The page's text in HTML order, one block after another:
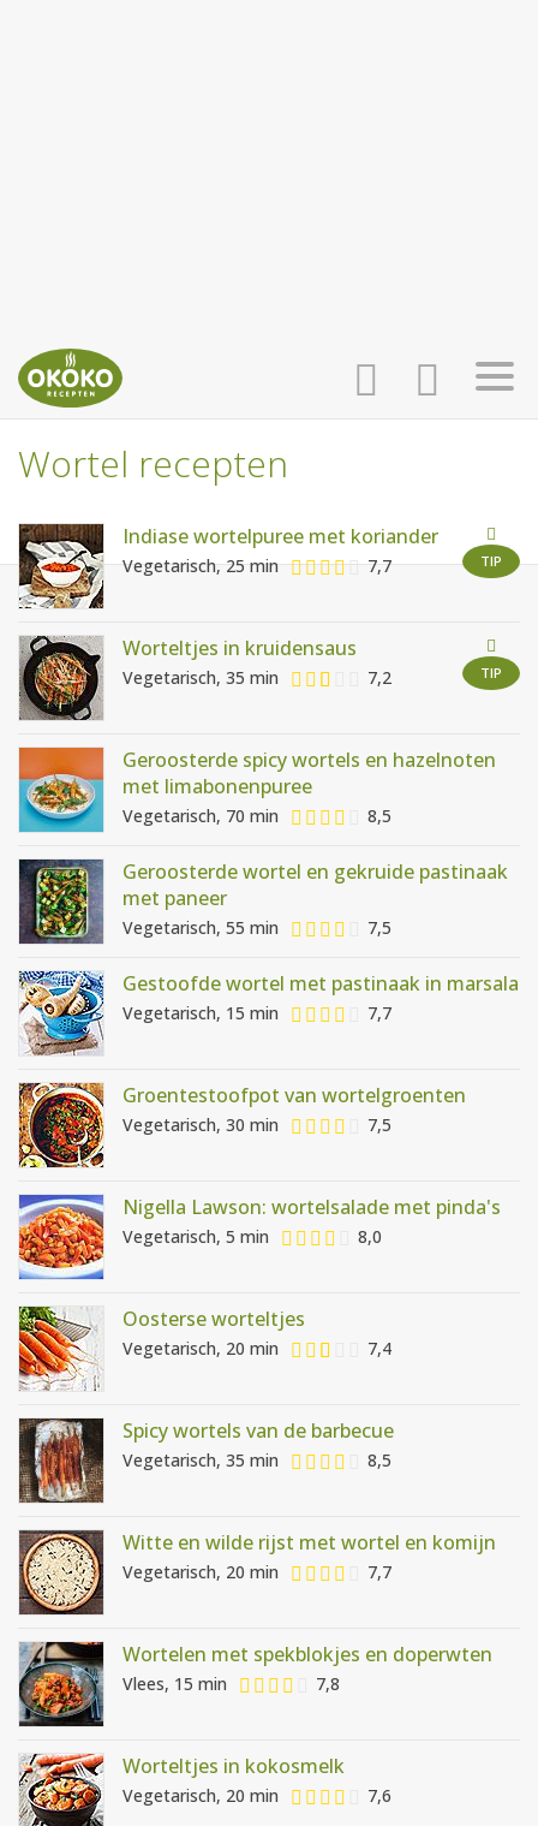
AANMELDEN
HOME
RECEPTEN
WEEKMENU'S
Wortel recepten
TIP
Indiase wortelpuree met koriander
Vegetarisch, 25 min 7,7
TIP
Worteltjes in kruidensaus
Vegetarisch, 35 min 7,2
Geroosterde spicy wortels en hazelnoten
met limabonenpuree
Vegetarisch, 70 min 8,5
Geroosterde wortel en gekruide pastinaak
met paneer
Vegetarisch, 55 min 7,5
Gestoofde wortel met pastinaak in marsala
Vegetarisch, 15 min 7,7
Groentestoofpot van wortelgroenten
Vegetarisch, 30 min 7,5
Nigella Lawson: wortelsalade met pinda's
Vegetarisch, 5 min 8,0
Oosterse worteltjes
Vegetarisch, 20 min 7,4
Spicy wortels van de barbecue
Vegetarisch, 35 min 8,5
Witte en wilde rijst met wortel en komijn
Vegetarisch, 20 min 7,7
Wortelen met spekblokjes en doperwten
Vlees, 15 min 7,8
Worteltjes in kokosmelk
Vegetarisch, 20 min 7,6